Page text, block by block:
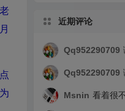
近期评论
Qq952290709
Qq952290709
Msnin 看着很